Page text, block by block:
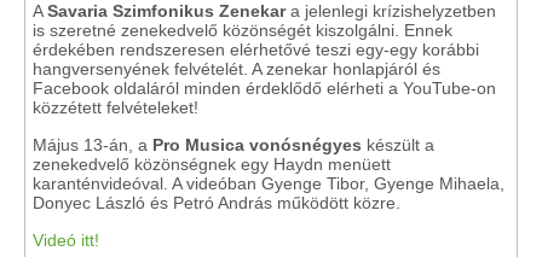
ASavaria Szimfonikus Zenekara jelenlegi krízishelyzetben
is szeretné zenekedvelő közönségét kiszolgálni. Ennek
érdekében rendszeresen elérhetővé teszi egy-egy korábbi
hangversenyének felvételét. A zenekar honlapjáról és
Facebook oldaláról minden érdeklődő elérheti a YouTube-on
közzétett felvételeket!
Május 13-án, a Pro Musica vonósnégyes készült a
zenekedvelő közönségnek egy Haydn menüett
karanténvideóval. A videóban Gyenge Tibor, Gyenge Mihaela,
Donyec László és Petró András működött közre.
Videó itt!